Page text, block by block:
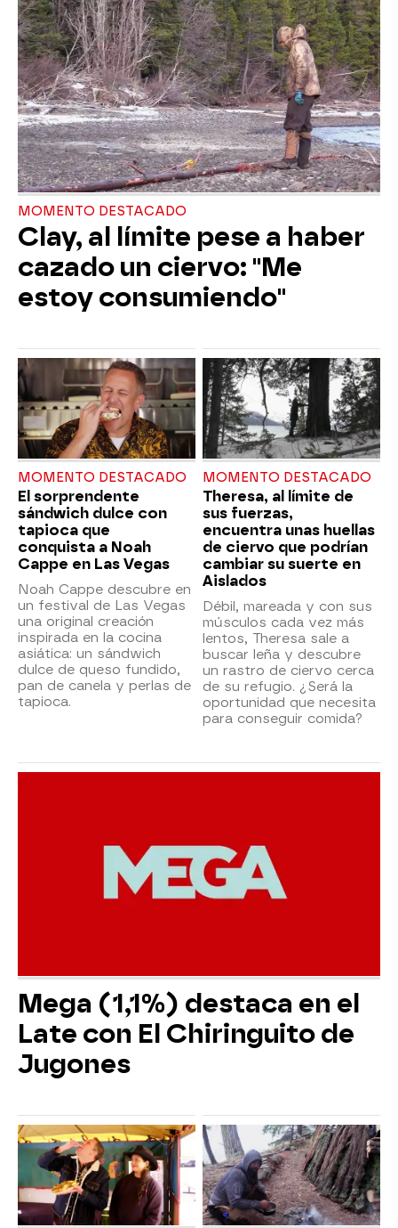
MOMENTO DESTACADO
Clay, al límite pese a haber
cazado un ciervo: "Me
estoy consumiendo"
MOMENTO DESTACADO
El sorprendente
sándwich dulce con
tapioca que
conquista a Noah
Cappe en Las Vegas
Noah Cappe descubre en
un festival de Las Vegas
una original creación
inspirada en la cocina
asiática: un sándwich
dulce de queso fundido,
pan de canela y perlas de
tapioca.
MOMENTO DESTACADO
Theresa, al límite de
sus fuerzas,
encuentra unas huellas
de ciervo que podrían
cambiar su suerte en
Aislados
Débil, mareada y con sus
músculos cada vez más
lentos, Theresa sale a
buscar leña y descubre
un rastro de ciervo cerca
de su refugio. ¿Será la
oportunidad que necesita
para conseguir comida?
Mega (1,1%) destaca en el
Late con El Chiringuito de
Jugones